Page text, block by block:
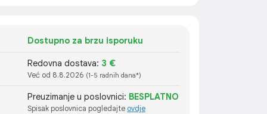
Dostupno za brzu isporuku
Redovna dostava: 3 €
Već od 8.8.2026 (1-5 radnih dana*)
Preuzimanje u poslovnici: BESPLATNO
Spisak poslovnica pogledajte ovdje